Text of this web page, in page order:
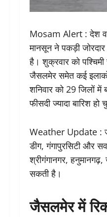
Mosam Alert : देश व
मानसून ने पकड़ी
है। शुक्रवार को
जैसलमेर समेत कई इलाकों
शनिवार को 29 जिलों में
फीसदी ज्यादा बारिश हो
Weather Update :
डीग, गंगापुरसिटी और
श्रीगंगानगर,
सकती है।
जैसलमेर में